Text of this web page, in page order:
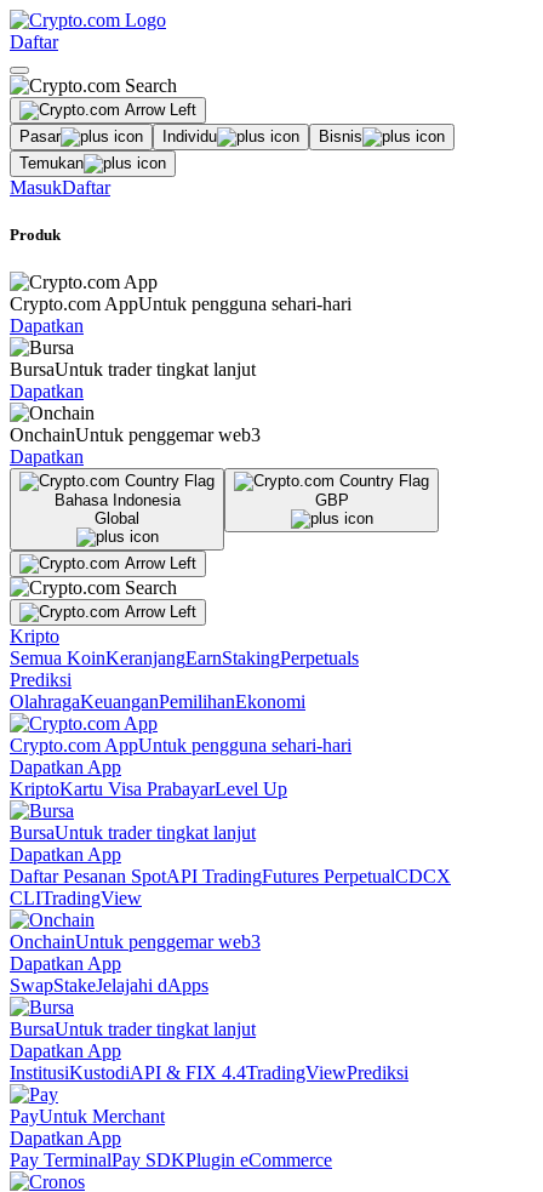
Daftar
Pasar Individu
Bisnis
Temukan
MasukDaftar
Produk
Crypto.com AppUntuk pengguna sehari-hari
Dapatkan
BursaUntuk trader tingkat lanjut
Dapatkan
OnchainUntuk penggemar web3
Dapatkan
Bahasa Indonesia
Global
GBP
Kripto
Semua KoinKeranjangEarnStakingPerpetuals
Prediksi
OlahragaKeuanganPemilihanEkonomi
Crypto.com AppUntuk pengguna sehari-hari
Dapatkan App
KriptoKartu Visa PrabayarLevel Up
BursaUntuk trader tingkat lanjut
Dapatkan App
Daftar Pesanan SpotAPI TradingFutures PerpetualCDCX
CLITradingView
OnchainUntuk penggemar web3
Dapatkan App
SwapStakeJelajahi dApps
BursaUntuk trader tingkat lanjut
Dapatkan App
InstitusiKustodiAPI & FIX 4.4TradingViewPrediksi
PayUntuk Merchant
Dapatkan App
Pay TerminalPay SDKPlugin eCommerce